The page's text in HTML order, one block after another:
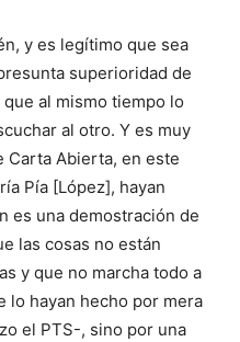
y es legítimo que sea
superioridad de
al mismo tiempo lo
al otro. Y es muy
Carta Abierta, en este
Pía [López], hayan
es una demostración de
las cosas no están
y que no marcha todo a
lo hayan hecho por mera
el PTS-, sino por una